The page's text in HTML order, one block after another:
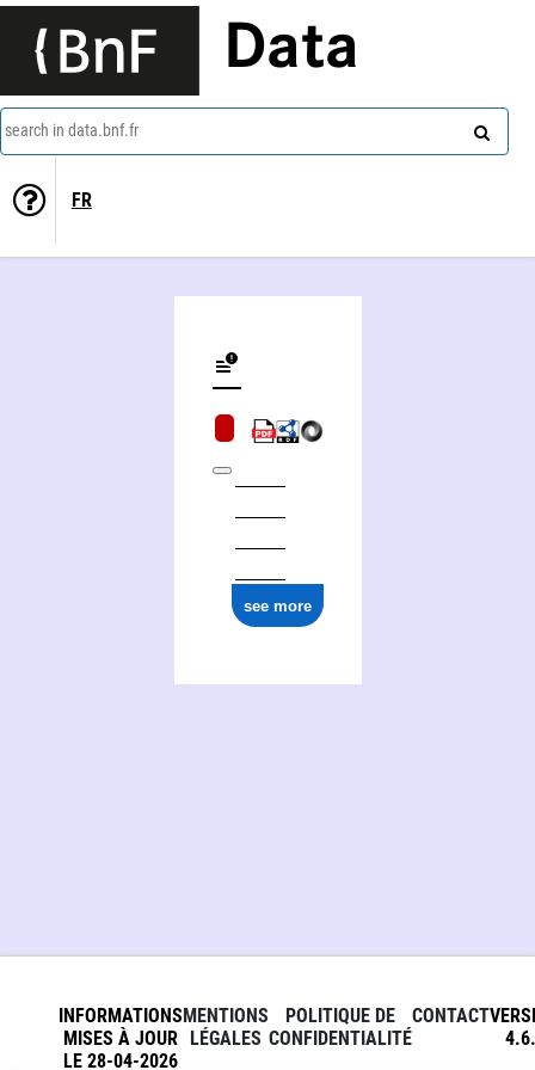
Data
search in data.bnf.fr
FR
see more
INFORMATIONS
MISES À JOUR
LE 28-04-2026
MENTIONS
LÉGALES
POLITIQUE DE
CONFIDENTIALITÉ
CONTACT